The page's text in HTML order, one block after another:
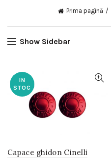
Prima pagină
Show Sidebar
IN
STOC
Capace ghidon Cinelli